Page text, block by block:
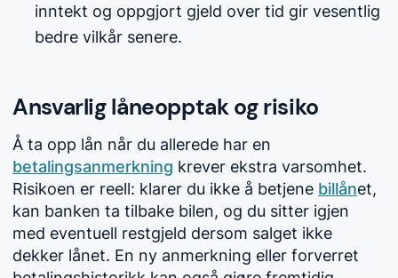
inntekt og oppgjort gjeld over tid gir vesentlig
bedre vilkår senere.
Ansvarlig låneopptak og risiko
Å ta opp lån når du allerede har en
betalingsanmerkning krever ekstra varsomhet.
Risikoen er reell: klarer du ikke å betjene billånet,
kan banken ta tilbake bilen, og du sitter igjen
med eventuell restgjeld dersom salget ikke
dekker lånet. En ny anmerkning eller forverret